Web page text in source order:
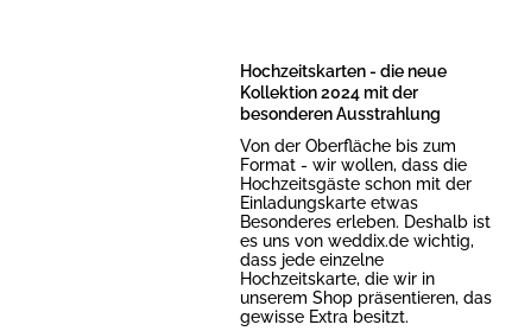
Hochzeitskarten - die neue
Kollektion 2024 mit der
besonderen Ausstrahlung
Von der Oberfläche bis zum
Format - wir wollen, dass die
Hochzeitsgäste schon mit der
Einladungskarte etwas
Besonderes erleben. Deshalb ist
es uns von weddix.de wichtig,
dass jede einzelne
Hochzeitskarte, die wir in
unserem Shop präsentieren, das
gewisse Extra besitzt.